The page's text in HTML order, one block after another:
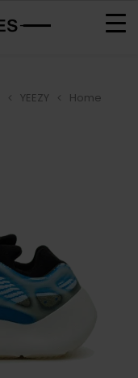
Home
YEEZY